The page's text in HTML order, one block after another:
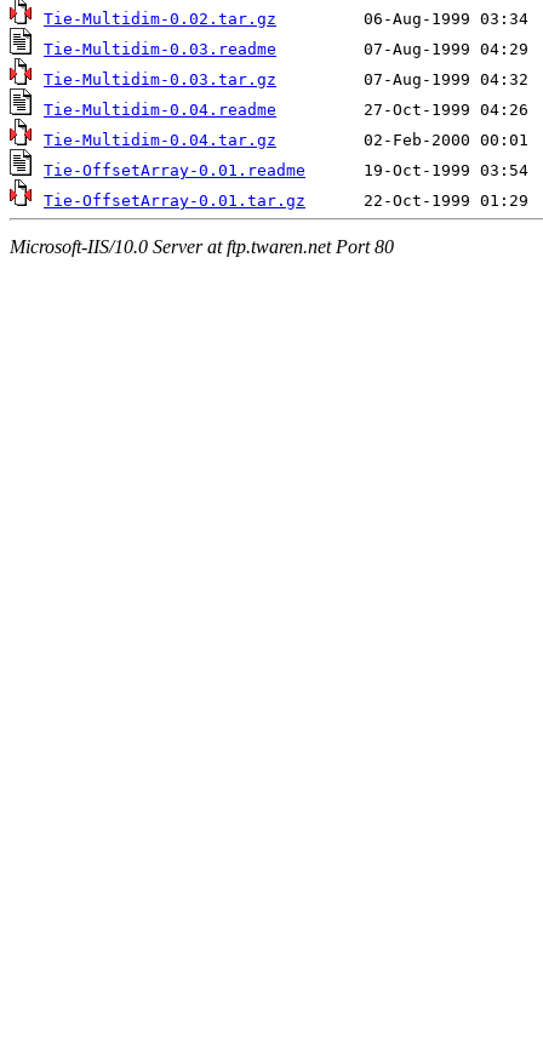
Tie-Multidim-0.02.tar.gz
Tie-Multidim-0.03.readme
Tie-Multidim-0.03.tar.gz
Tie-Multidim-0.04.readme
Tie-Multidim-0.04.tar.gz
Tie-OffsetArray-0.01.readme
Tie-OffsetArray-0.01.tar.gz
Microsoft-IIS/10.0 Server at ftp.twaren.net Port 80